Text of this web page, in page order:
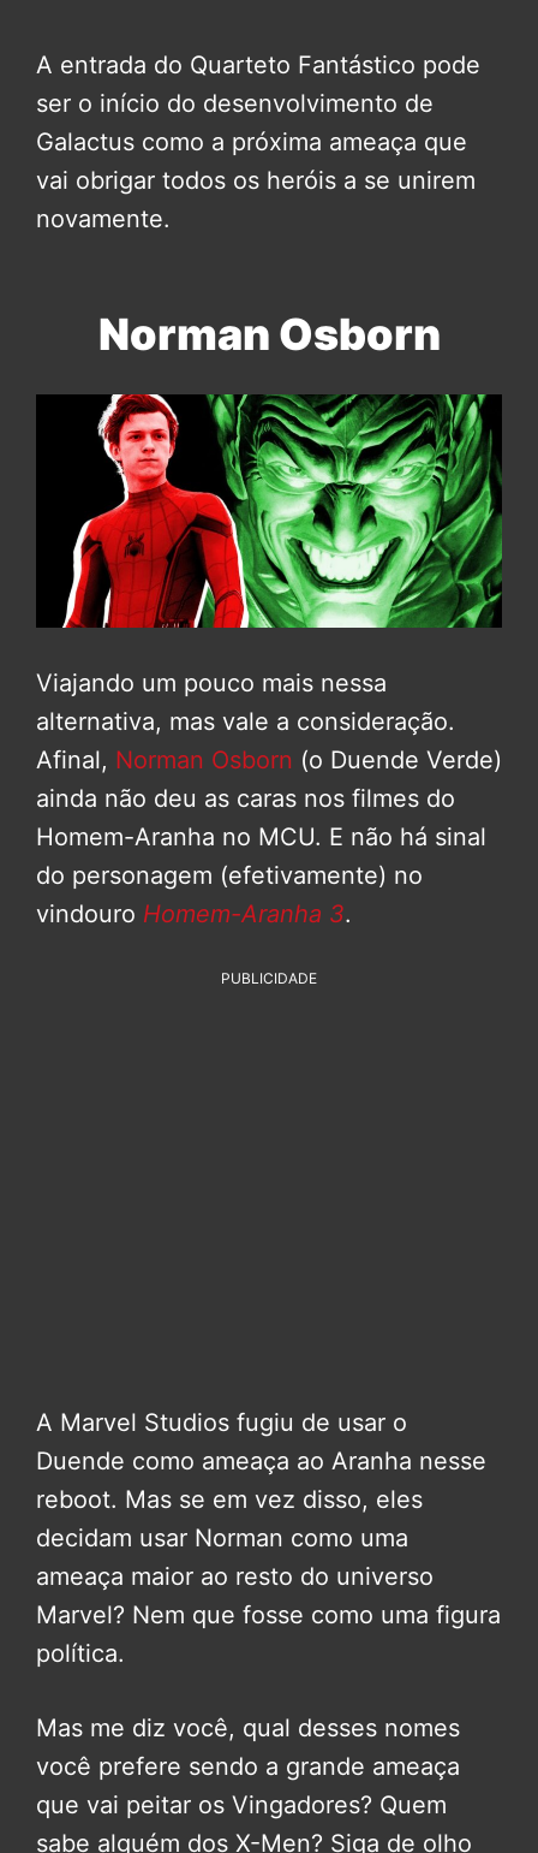
A entrada do Quarteto Fantástico pode
ser o início do desenvolvimento de
Galactus como a próxima ameaça que
vai obrigar todos os heróis a se unirem
novamente.
Norman Osborn
Viajando um pouco mais nessa
alternativa, mas vale a consideração.
Afinal, Norman Osborn (o Duende Verde)
ainda não deu as caras nos filmes do
Homem-Aranha no MCU. E não há sinal
do personagem (efetivamente) no
vindouro Homem-Aranha 3.
PUBLICIDADE
A Marvel Studios fugiu de usar o
Duende como ameaça ao Aranha nesse
reboot. Mas se em vez disso, eles
decidam usar Norman como uma
ameaça maior ao resto do universo
Marvel? Nem que fosse como uma figura
política.
Mas me diz você, qual desses nomes
você prefere sendo a grande ameaça
que vai peitar os Vingadores? Quem
sabe alguém dos X-Men? Siga de olho